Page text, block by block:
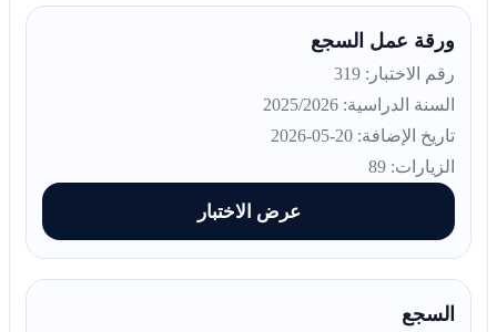
ورقة عمل السجع
رقم الاختبار: 319
السنة الدراسية: 2025/2026
تاريخ الإضافة: 20-05-2026
الزيارات: 89
عرض الاختبار
السجع